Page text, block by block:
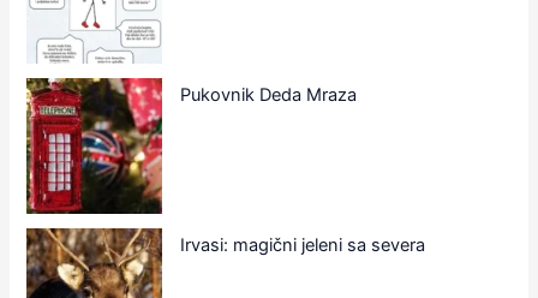
Pukovnik Deda Mraza
Irvasi: magični jeleni sa severa